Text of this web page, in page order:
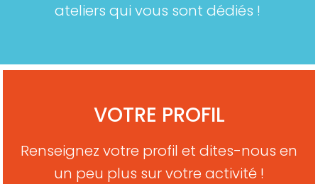
ateliers qui vous sont dédiés !
VOTRE PROFIL
Renseignez votre profil et dites-nous en
un peu plus sur votre activité !